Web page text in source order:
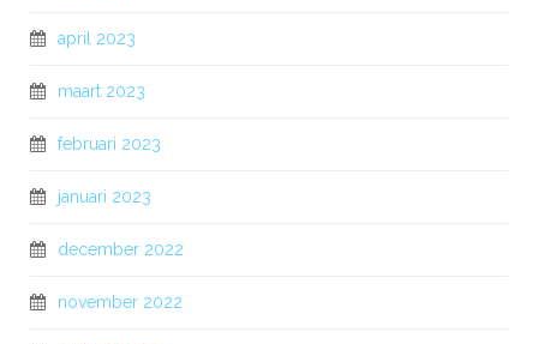
april 2023
maart 2023
februari 2023
januari 2023
december 2022
november 2022